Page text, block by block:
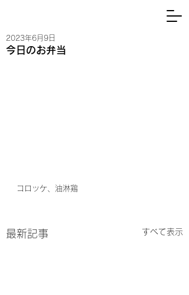
今日のお弁当
2023年6月9日
コロッケ、油淋鶏
最新記事 すべて表示